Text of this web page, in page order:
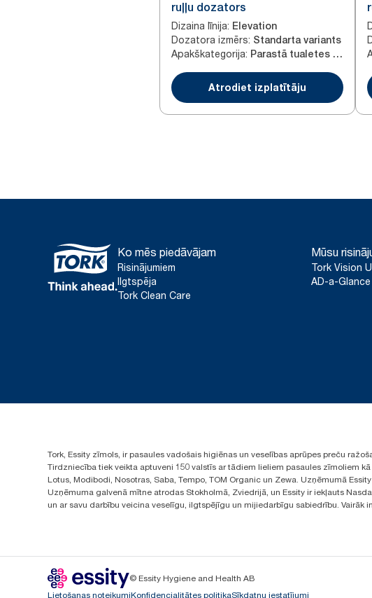
ruļļu dozators
Dizaina līnija: Elevation
Dozatora izmērs: Standarta variants
Apakškategorija: Parastā tualetes papīra ruļļi
Atrodiet izplatītāju
Ko mēs piedāvājam
Risinājumiem
Ilgtspēja
Tork Clean Care
Mūsu
Tork Vision
AD-a-Glance
Tork, Essity zīmols, ir pasaules vadošais higiēnas un veselības aprūpes preču
Tirdzniecība tiek veikta aptuveni 150 valstīs ar tādiem lieliem pasaules zīmoliem
Lotus, Modibodi, Nosotras, Saba, Tempo, TOM Organic un Zewa. Uzņēmumā
Uzņēmuma galvenā mītne atrodas Stokholmā, Zviedrijā, un Essity ir iekļauts
un ar savu darbību veicina veselīgu, ilgtspējīgu un mijiedarbīgu sabiedrību. Vairāk
© Essity Hygiene and Health AB
Lietošanas noteikumiKonfidencialitātes politikaSīkdatņu iestatījumi